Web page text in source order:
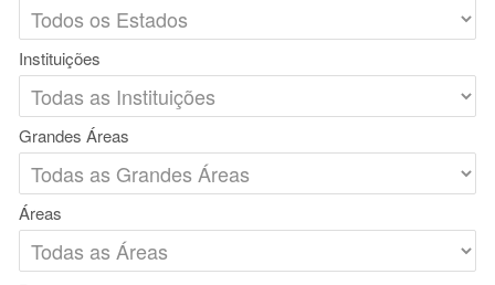
Instituições
Grandes Áreas
Áreas